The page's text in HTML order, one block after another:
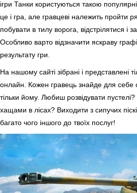
ігри Танки користуються такою
це і гра, але гравцеві належить пройти
побувати в тилу ворога, відстрілятися і
Особливо варто відзначити яскраву
результату гри.
На нашому сайті зібрані і представлені
онлайн. Кожен гравець знайде для себе
тільки йому. Любиш розвідувати
хащами в лісах? Виходити з сипучих
багато чого іншого до твоїх послуг!